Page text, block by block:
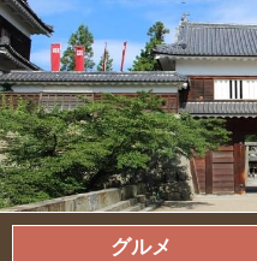
グルメ